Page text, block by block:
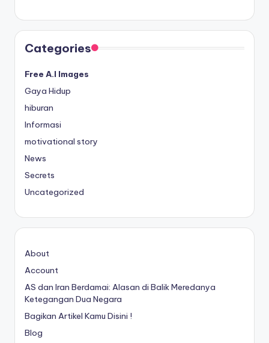
Categories
Free A.I Images
Gaya Hidup
hiburan
Informasi
motivational story
News
Secrets
Uncategorized
About
Account
AS dan Iran Berdamai: Alasan di Balik Meredanya
Ketegangan Dua Negara
Bagikan Artikel Kamu Disini !
Blog